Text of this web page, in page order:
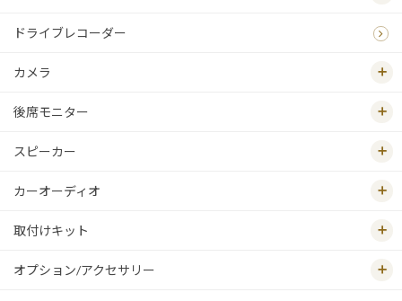
ドライブレコーダー
カメラ
後席モニター
スピーカー
カーオーディオ
取付けキット
オプション/アクセサリー